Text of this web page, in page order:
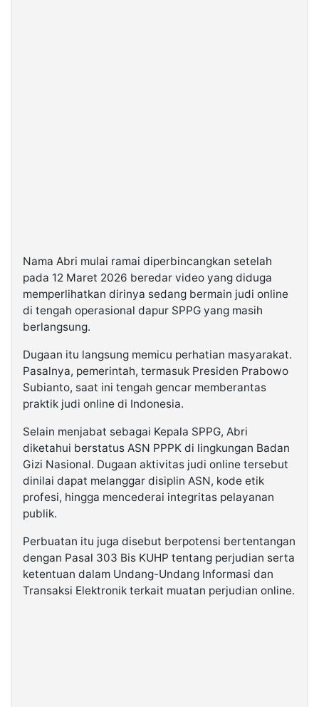
Nama Abri mulai ramai diperbincangkan setelah
pada 12 Maret 2026 beredar video yang diduga
memperlihatkan dirinya sedang bermain judi online
di tengah operasional dapur SPPG yang masih
berlangsung.
Dugaan itu langsung memicu perhatian masyarakat.
Pasalnya, pemerintah, termasuk Presiden Prabowo
Subianto, saat ini tengah gencar memberantas
praktik judi online di Indonesia.
Selain menjabat sebagai Kepala SPPG, Abri
diketahui berstatus ASN PPPK di lingkungan Badan
Gizi Nasional. Dugaan aktivitas judi online tersebut
dinilai dapat melanggar disiplin ASN, kode etik
profesi, hingga mencederai integritas pelayanan
publik.
Perbuatan itu juga disebut berpotensi bertentangan
dengan Pasal 303 Bis KUHP tentang perjudian serta
ketentuan dalam Undang-Undang Informasi dan
Transaksi Elektronik terkait muatan perjudian online.